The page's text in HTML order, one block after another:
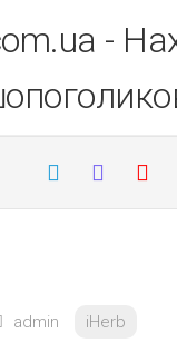
-
admin iHerb